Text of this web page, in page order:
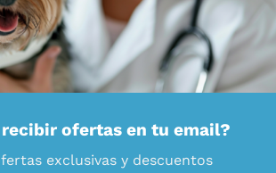
recibir ofertas en tu email?
exclusivas y descuentos